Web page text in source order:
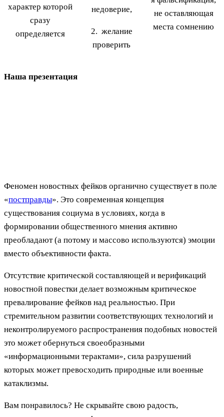
характер которой
сразу
определяется
недоверие,
2. желание
проверить
не оставляющая
места сомнению
Наша презентация
Феномен новостных фейков органично существует в поле
«постправды». Это современная концепция
существования социума в условиях, когда в
формировании общественного мнения активно
преобладают (а потому и массово используются) эмоции
вместо объективности факта.
Отсутствие критической составляющей и верификаций
новостной повестки делает возможным критическое
превалирование фейков над реальностью. При
стремительном развитии соответствующих технологий и
неконтролируемого распространения подобных новостей
это может обернуться своеобразными
«информационными терактами», сила разрушений
которых может превосходить природные или военные
катаклизмы.
Вам понравилось? Не скрывайте свою радость,